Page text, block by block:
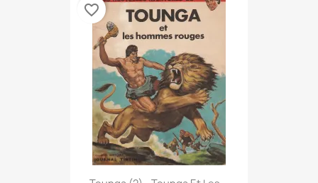
favorite_border